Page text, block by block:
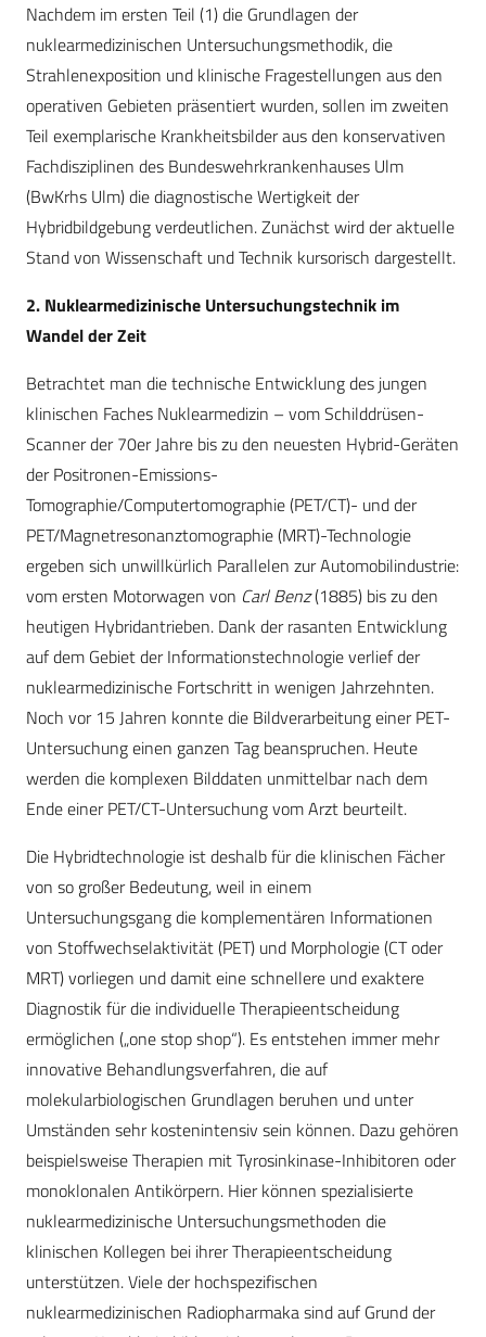
Nachdem im ersten Teil (1) die Grundlagen der
nuklearmedizinischen Untersuchungsmethodik, die
Strahlenexposition und klinische Fragestellungen aus den
operativen Gebieten präsentiert wurden, sollen im zweiten
Teil exemplarische Krankheitsbilder aus den konservativen
Fachdisziplinen des Bundeswehrkrankenhauses Ulm
(BwKrhs Ulm) die diagnostische Wertigkeit der
Hybridbildgebung verdeutlichen. Zunächst wird der aktuelle
Stand von Wissenschaft und Technik kursorisch dargestellt.
2. Nuklearmedizinische ­Unter­suchungs­­technik im
Wandel der Zeit
Betrachtet man die technische Entwicklung des jungen
klinischen Faches Nuklearmedizin – vom Schilddrüsen-
Scanner der 70er Jahre bis zu den neuesten Hybrid-Geräten
der Positronen-Emissions-
Tomographie/Computertomographie (PET/CT)- und der
PET/Magnetresonanztomographie (MRT)-Technologie
ergeben sich unwillkürlich Parallelen zur Automobilindustrie:
vom ersten Motorwagen von Carl Benz(1885) bis zu den
heutigen Hybridantrieben. Dank der rasanten Entwicklung
auf dem Gebiet der Informationstechnologie verlief der
nuklearmedizinische Fortschritt in wenigen Jahrzehnten.
Noch vor 15 Jahren konnte die Bildverarbeitung einer PET-
Untersuchung einen ganzen Tag beanspruchen. Heute
werden die komplexen Bilddaten unmittelbar nach dem
Ende einer PET/CT-Untersuchung vom Arzt beurteilt.
Die Hybridtechnologie ist deshalb für die klinischen Fächer
von so großer Bedeutung, weil in einem
Untersuchungsgang die komplementären Informationen
von Stoffwechselaktivität (PET) und Morphologie (CT oder
MRT) vorliegen und damit eine schnellere und exaktere
Diagnostik für die individuelle Therapieentscheidung
ermöglichen („one stop shop“). Es entstehen immer mehr
innovative Behandlungsverfahren, die auf
molekularbiologischen Grundlagen beruhen und unter
Umständen sehr kostenintensiv sein können. Dazu gehören
beispielsweise Therapien mit Tyrosinkinase-Inhibitoren oder
monoklonalen Antikörpern. Hier können spezialisierte
nuklearmedizinische Untersuchungsmethoden die
klinischen Kollegen bei ihrer Therapieentscheidung
unterstützen. Viele der hochspezifischen
nuklearmedizinischen Radiopharmaka sind auf Grund der